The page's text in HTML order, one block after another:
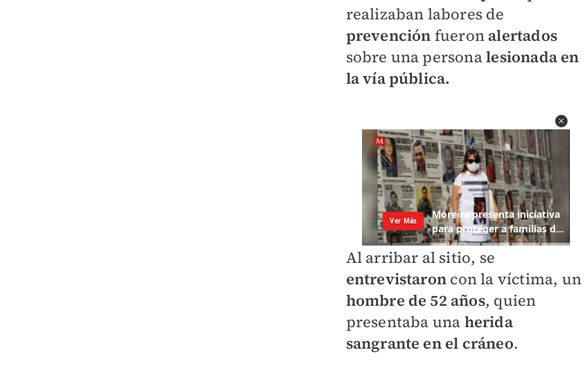
realizaban labores de
prevención fueron alertados
sobre una personalesionada en
la vía pública.
Al arribar al sitio, se
entrevistaron con la víctima, un
hombre de 52 años, quien
presentaba una herida
sangrante en el cráneo.